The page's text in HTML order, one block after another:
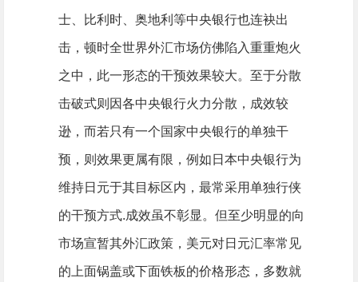
士、比利时、奥地利等中央银行也连袂出
击，顿时全世界外汇市场仿佛陷入重重炮火
之中，此一形态的干预效果较大。至于分散
击破式则因各中央银行火力分散，成效较
逊，而若只有一个国家中央银行的单独干
预，则效果更属有限，例如日本中央银行为
维持日元于其目标区内，最常采用单独行侠
的干预方式.成效虽不彰显。但至少明显的向
市场宣暂其外汇政策，美元对日元汇率常见
的上面锅盖或下面铁板的价格形态，多数就